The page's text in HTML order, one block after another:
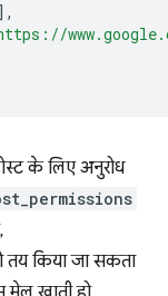
],
के लिए अनुरोध
तय किया जा सकता